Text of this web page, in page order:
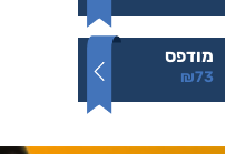
מודפס
₪73